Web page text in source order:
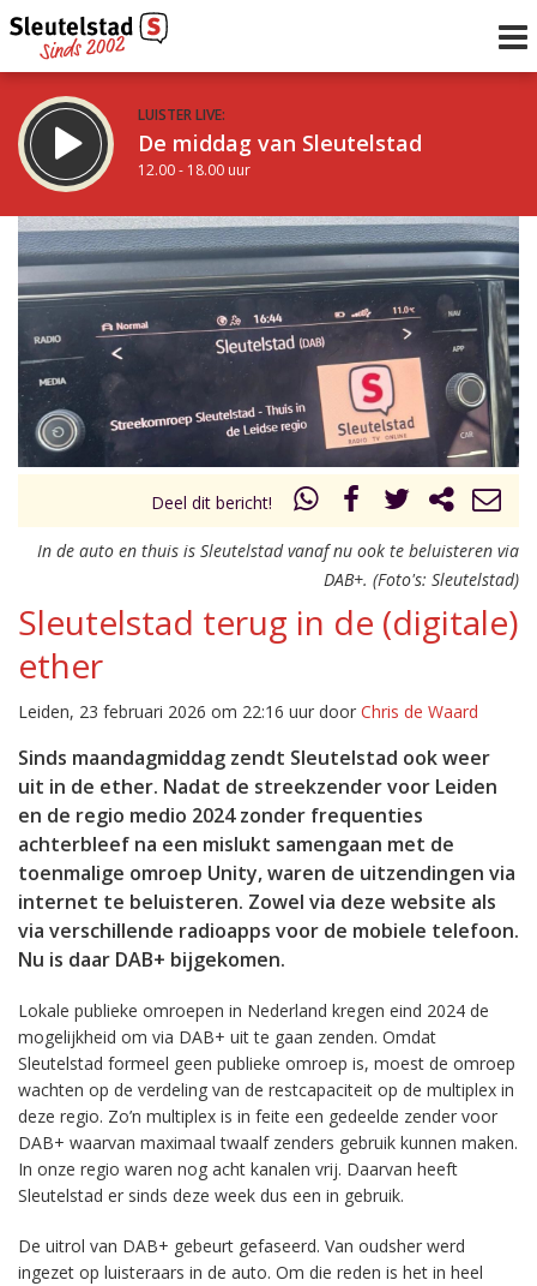
LUISTER LIVE:
De middag van Sleutelstad
12.00 - 18.00 uur
STRAKS:
De avond van Sleutelstad
18.00 - 19.00 uur
Vorig uur
uur 1 van 0 Volgend uur
Deel dit bericht!
In de auto en thuis is Sleutelstad vanaf nu ook te beluisteren via
DAB+. (Foto's: Sleutelstad)
Sleutelstad terug in de (digitale)
ether
Leiden, 23 februari 2026 om 22:16 uur door Chris de Waard
Sinds maandagmiddag zendt Sleutelstad ook weer
uit in de ether. Nadat de streekzender voor Leiden
en de regio medio 2024 zonder frequenties
achterbleef na een mislukt samengaan met de
toenmalige omroep Unity, waren de uitzendingen via
internet te beluisteren. Zowel via deze website als
via verschillende radioapps voor de mobiele telefoon.
Nu is daar DAB+ bijgekomen.
Lokale publieke omroepen in Nederland kregen eind 2024 de
mogelijkheid om via DAB+ uit te gaan zenden. Omdat
Sleutelstad formeel geen publieke omroep is, moest de omroep
wachten op de verdeling van de restcapaciteit op de multiplex in
deze regio. Zo’n multiplex is in feite een gedeelde zender voor
DAB+ waarvan maximaal twaalf zenders gebruik kunnen maken.
In onze regio waren nog acht kanalen vrij. Daarvan heeft
Sleutelstad er sinds deze week dus een in gebruik.
De uitrol van DAB+ gebeurt gefaseerd. Van oudsher werd
ingezet op luisteraars in de auto. Om die reden is het in heel